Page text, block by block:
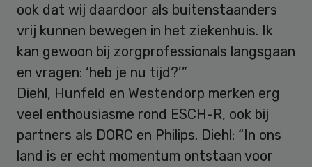
ook dat wij daardoor als buitenstaanders
vrij kunnen bewegen in het ziekenhuis. Ik
kan gewoon bij zorgprofessionals langsgaan
en vragen: ‘heb je nu tijd?’”
Diehl, Hunfeld en Westendorp merken erg
veel enthousiasme rond ESCH-R, ook bij
partners als DORC en Philips. Diehl: “In ons
land is er echt momentum ontstaan voor